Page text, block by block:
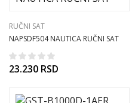
RUČNI SAT
NAPSDF504 NAUTICA RUČNI SAT
23.230 RSD